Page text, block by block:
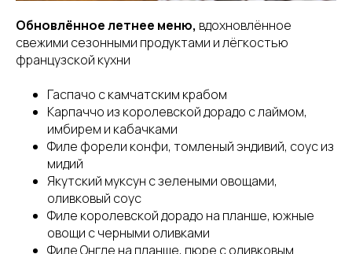
Обновлённое летнее меню, вдохновлённое
свежими сезонными продуктами и лёгкостью
французской кухни
Гаспачо с камчатским крабом
Карпаччо из королевской дорадо с лаймом,
имбирем и кабачками
Филе форели конфи, томленый эндивий, соус из
мидий
Якутский муксун с зелеными овощами,
оливковый соус
Филе королевской дорадо на планше, южные
овощи с черными оливками
Филе Oнгле на планше, пюре с оливковым